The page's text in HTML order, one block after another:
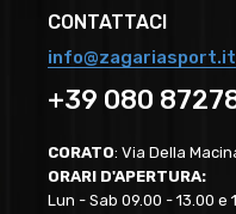
CONTATTACI
info@zagariasport.it
+39 080
CORATO: Via Della
ORARI D'APERTURA:
Lun - Sab 09.00 - 13.00 e